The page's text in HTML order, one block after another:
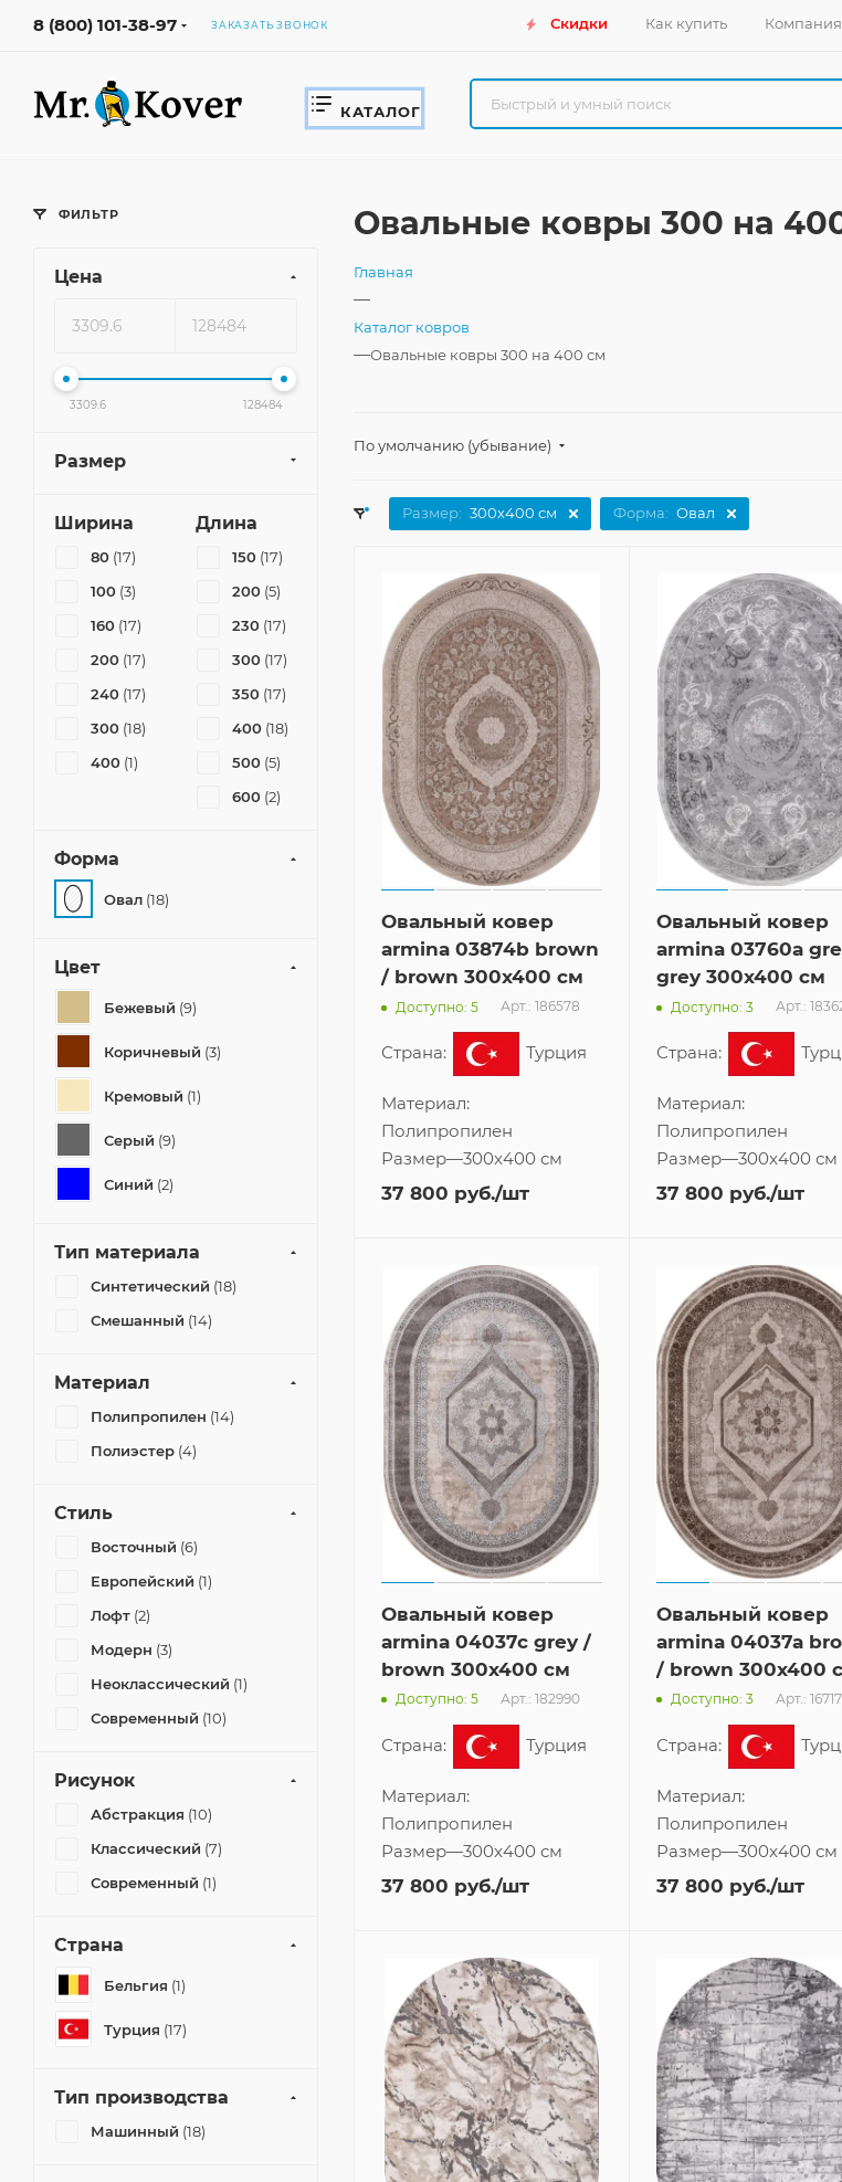
8 (800) 101-38-97 ЗАКАЗАТЬ ЗВОНОК Скидки Как купить Компания
КАТАЛОГ
Овальные ковры 300 на
Главная
—
Каталог ковров
—Овальные ковры 300 на 400 см
По умолчанию (убывание)
Размер: 300x400 см Форма: Овал
Овальный ковер
armina 03874b brown
/ brown 300x400 см
Доступно: 5 Арт.: 186578
Страна: Турция
Материал:
Полипропилен
Размер—300x400 см
37 800 руб./шт
Овальный ковер
armina 03760a
grey 300x400 см
Доступно: 3 Арт.:
Страна:
Материал:
Полипропилен
Размер—300x400 см
37 800 руб./шт
Овальный ковер
armina 04037c grey /
brown 300x400 см
Доступно: 5 Арт.: 182990
Страна: Турция
Материал:
Полипропилен
Размер—300x400 см
37 800 руб./шт
Овальный ковер
armina 04037a
/ brown 300x400
Доступно: 3 Арт.:
Страна:
Материал:
Полипропилен
Размер—300x400 см
37 800 руб./шт
ФИЛЬТР
Цена
3309.6 128484
Размер
Ширина
80 (17)
100 (3)
160 (17)
200 (17)
240 (17)
300 (18)
400 (1)
Длина
150 (17)
200 (5)
230 (17)
300 (17)
350 (17)
400 (18)
500 (5)
600 (2)
Форма
Овал (18)
Цвет
Бежевый (9)
Коричневый (3)
Кремовый (1)
Серый (9)
Синий (2)
Тип материала
Синтетический (18)
Смешанный (14)
Материал
Полипропилен (14)
Полиэстер (4)
Стиль
Восточный (6)
Европейский (1)
Лофт (2)
Модерн (3)
Неоклассический (1)
Современный (10)
Рисунок
Абстракция (10)
Классический (7)
Современный (1)
Страна
Бельгия (1)
Турция (17)
Тип производства
Машинный (18)